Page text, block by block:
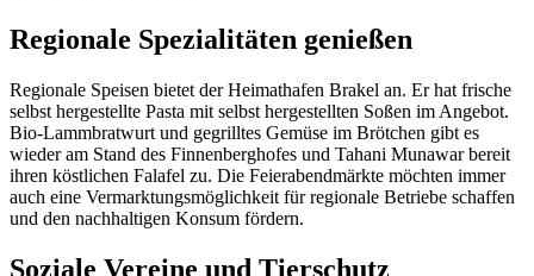
Regionale Spezialitäten genießen
Regionale Speisen bietet der Heimathafen Brakel an. Er hat frische
selbst hergestellte Pasta mit selbst hergestellten Soßen im Angebot.
Bio-Lammbratwurt und gegrilltes Gemüse im Brötchen gibt es
wieder am Stand des Finnenberghofes und Tahani Munawar bereit
ihren köstlichen Falafel zu. Die Feierabendmärkte möchten immer
auch eine Vermarktungsmöglichkeit für regionale Betriebe schaffen
und den nachhaltigen Konsum fördern.
Soziale Vereine und Tierschutz